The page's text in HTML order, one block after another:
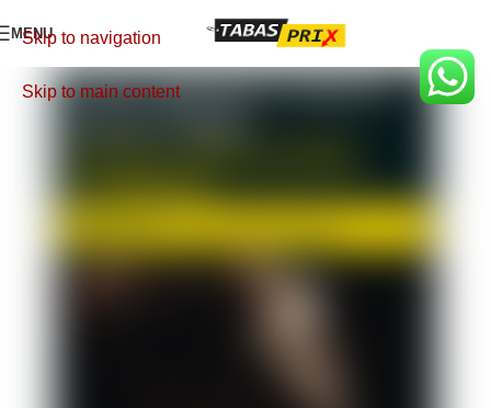
Skip to navigation
Skip to main content
MENU